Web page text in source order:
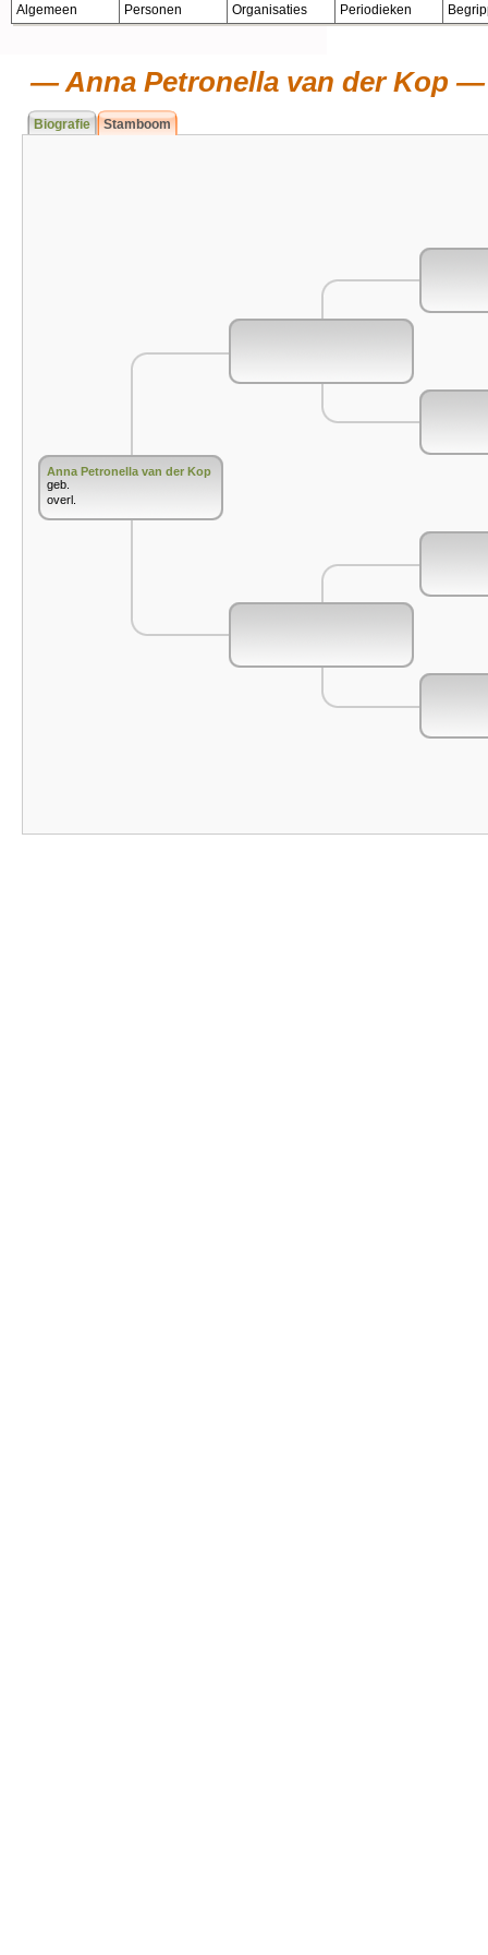
Algemeen Personen Organisaties Periodieken
Anna Petronella van der Kop
Biografie Stamboom
Anna Petronella van der Kop
geb.
overl.